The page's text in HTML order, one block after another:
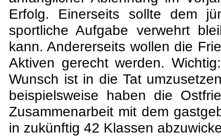
Erfolg. Einerseits sollte dem
sportliche Aufgabe verwehrt
kann. Andererseits wollen die
Aktiven gerecht werden.
Wunsch ist in die Tat
beispielsweise haben die
Zusammenarbeit mit dem
in zukünftig 42 Klassen